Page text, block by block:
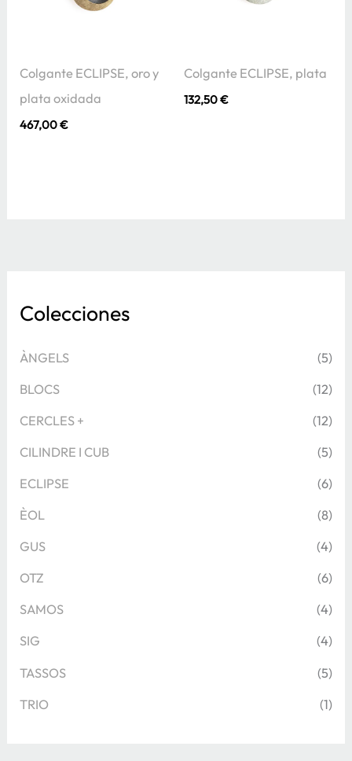
Colecciones
ÀNGELS (5)
BLOCS (12)
CERCLES + (12)
CILINDRE I CUB (5)
ECLIPSE (6)
ÈOL (8)
GUS (4)
OTZ (6)
SAMOS (4)
SIG (4)
TASSOS (5)
TRIO (1)
Colgante ECLIPSE, oro y
plata oxidada
467,00€
Colgante ECLIPSE, plata
132,50€